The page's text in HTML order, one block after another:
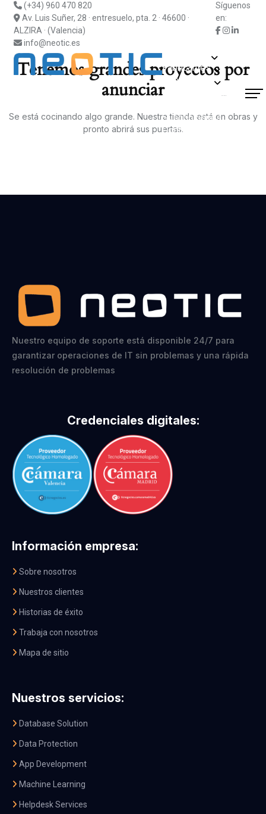
(+34) 960 470 820
Av. Luis Suñer, 28 · entresuelo, pta. 2 · 46600 ·
ALZIRA · (Valencia)
info@neotic.es
Síguenos
en:
Fabricantes
Información
Actualidad
Suscripciones
Contacto
Tenemos grandes proyectos por
anunciar
Se está cocinando algo grande. Nuestra tienda está en obras y
pronto abrirá sus puertas.
Nuestro equipo de soporte está disponible 24/7 para
garantizar operaciones de IT sin problemas y una rápida
resolución de problemas
Credenciales digitales:
Información empresa:
Sobre nosotros
Nuestros clientes
Historias de éxito
Trabaja con nosotros
Mapa de sitio
Nuestros servicios:
Database Solution
Data Protection
App Development
Machine Learning
Helpdesk Services